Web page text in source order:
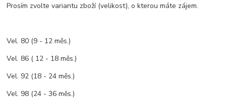
Prosím zvolte variantu zboží (velikost), o kterou máte zájem.
Vel. 80 (9 - 12 měs.)
Vel. 86 ( 12 - 18 měs.)
Vel. 92 (18 - 24 měs.)
Vel. 98 (24 - 36 měs.)